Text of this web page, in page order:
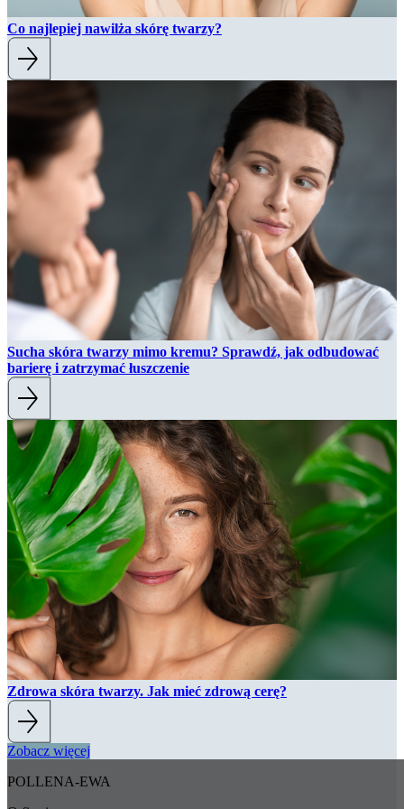
Co najlepiej nawilża skórę twarzy?
Sucha skóra twarzy mimo kremu? Sprawdź, jak odbudować
barierę i zatrzymać łuszczenie
Zdrowa skóra twarzy. Jak mieć zdrową cerę?
Zobacz więcej
POLLENA-EWA